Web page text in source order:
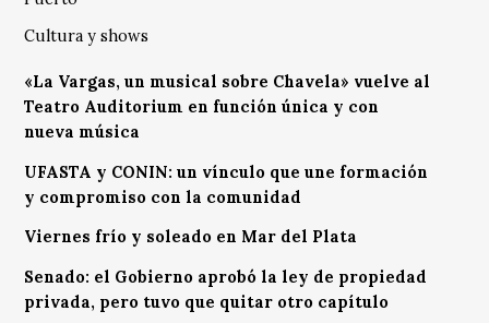
Cultura y shows
«La Vargas, un musical sobre Chavela» vuelve al
Teatro Auditorium en función única y con
nueva música
UFASTA y CONIN: un vínculo que une formación
y compromiso con la comunidad
Viernes frío y soleado en Mar del Plata
Senado: el Gobierno aprobó la ley de propiedad
privada, pero tuvo que quitar otro capítulo